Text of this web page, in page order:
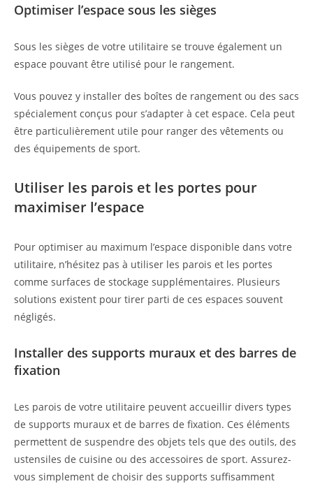
Optimiser l’espace sous les sièges
Sous les sièges de votre utilitaire se trouve également un
espace pouvant être utilisé pour le rangement.
Vous pouvez y installer des boîtes de rangement ou des sacs
spécialement conçus pour s’adapter à cet espace. Cela peut
être particulièrement utile pour ranger des vêtements ou
des équipements de sport.
Utiliser les parois et les portes pour
maximiser l’espace
Pour optimiser au maximum l’espace disponible dans votre
utilitaire, n’hésitez pas à utiliser les parois et les portes
comme surfaces de stockage supplémentaires. Plusieurs
solutions existent pour tirer parti de ces espaces souvent
négligés.
Installer des supports muraux et des barres de
fixation
Les parois de votre utilitaire peuvent accueillir divers types
de supports muraux et de barres de fixation. Ces éléments
permettent de suspendre des objets tels que des outils, des
ustensiles de cuisine ou des accessoires de sport. Assurez-
vous simplement de choisir des supports suffisamment